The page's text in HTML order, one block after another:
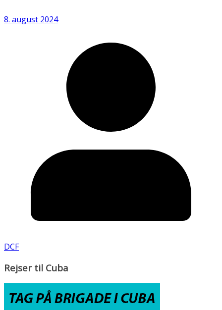
8. august 2024
DCF
Rejser til Cuba